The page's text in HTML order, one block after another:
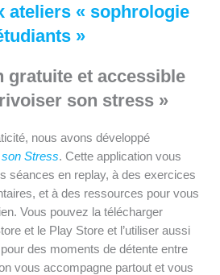
ateliers « sophrologie
»
gratuite et accessible
son stress »
nous avons développé
Stress. Cette application vous
séances en replay, à des exercices
et à des ressources pour vous
Vous pouvez la télécharger
et le Play Store et l’utiliser aussi
des moments de détente entre
vous accompagne partout et vous